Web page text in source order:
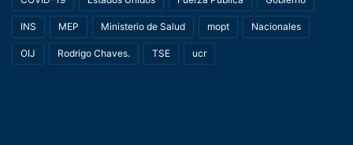
INS MEP Ministerio de Salud mopt Nacionales
OIJ Rodrigo Chaves. TSE ucr